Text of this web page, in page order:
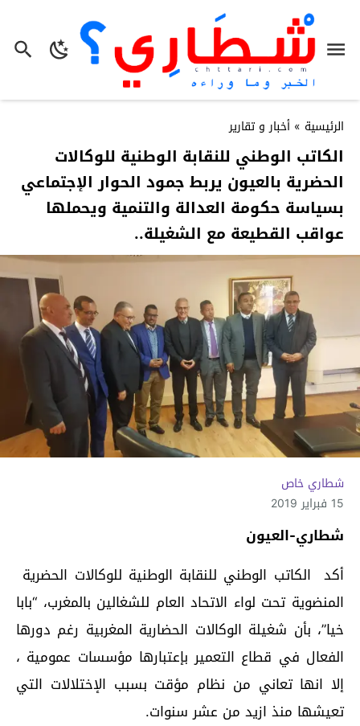
الرئيسية » أخبار و تقارير
الكاتب الوطني للنقابة الوطنية للوكالات
الحضرية بالعيون يربط جمود الحوار الإجتماعي
بسياسة حكومة العدالة والتنمية ويحملها
عواقب القطيعة مع الشغيلة..
شطاري خاص
15 فبراير 2019
شطاري-العيون
أكد الكاتب الوطني للنقابة الوطنية للوكالات الحضرية
المنضوية تحت لواء الاتحاد العام للشغالين بالمغرب، “بابا
خيا”، بأن شغيلة الوكالات الحضارية المغربية رغم دورها
الفعال في قطاع التعمير بإعتبارها مؤسسات عمومية ،
إلا انها تعاني من نظام مؤقت بسبب الإختلالات التي
تعيشها منذ ازيد من عشر سنوات.